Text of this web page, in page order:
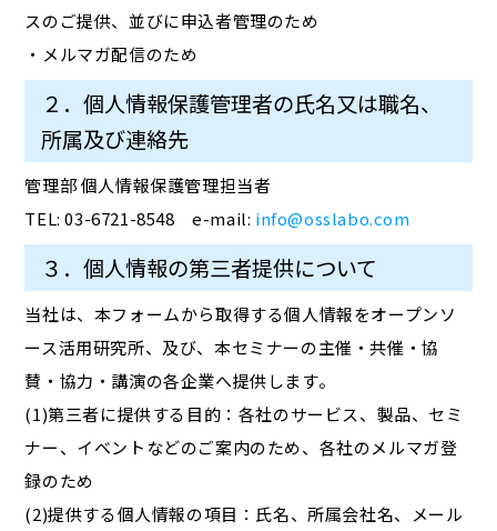
スのご提供、並びに申込者管理のため
・メルマガ配信のため
２．個人情報保護管理者の氏名又は職名、
所属及び連絡先
管理部 個人情報保護管理担当者
TEL: 03-6721-8548 e-mail: info@osslabo.com
３．個人情報の第三者提供について
当社は、本フォームから取得する個人情報をオープンソ
ース活用研究所、及び、本セミナーの主催・共催・協
賛・協力・講演の各企業へ提供します。
(1)第三者に提供する目的：各社のサービス、製品、セミ
ナー、イベントなどのご案内のため、各社のメルマガ登
録のため
(2)提供する個人情報の項目：氏名、所属会社名、メール